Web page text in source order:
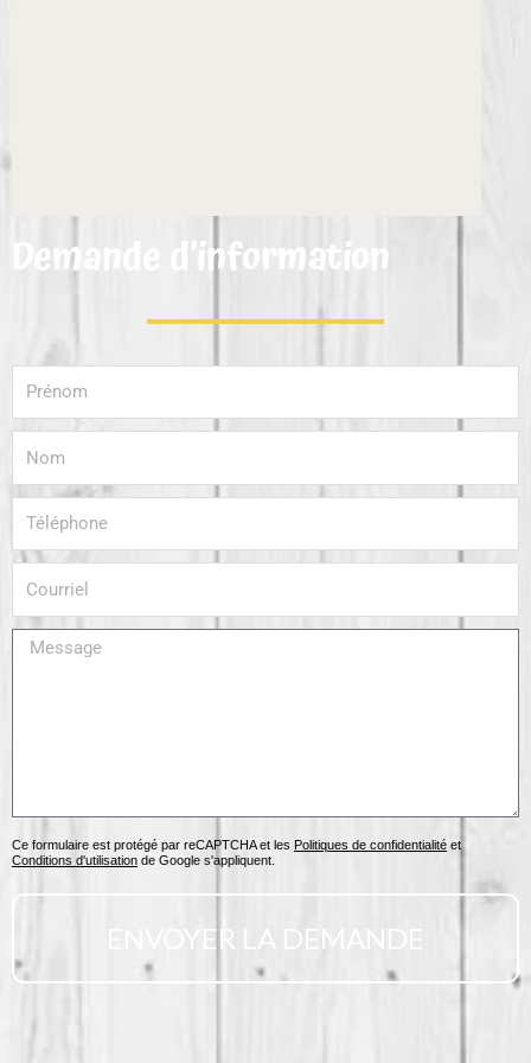
Demande d’information
Message
Ce formulaire est protégé par reCAPTCHA et les Politiques de confidentialité et
Conditions d'utilisation de Google s'appliquent.
ENVOYER LA DEMANDE